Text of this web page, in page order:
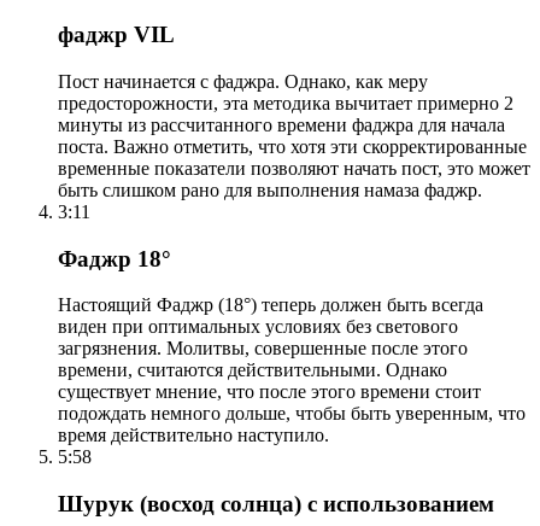
фаджр VIL
Пост начинается с фаджра. Однако, как меру
предосторожности, эта методика вычитает примерно 2
минуты из рассчитанного времени фаджра для начала
поста. Важно отметить, что хотя эти скорректированные
временные показатели позволяют начать пост, это может
быть слишком рано для выполнения намаза фаджр.
3:11
Фаджр 18°
Настоящий Фаджр (18°) теперь должен быть всегда
виден при оптимальных условиях без светового
загрязнения. Молитвы, совершенные после этого
времени, считаются действительными. Однако
существует мнение, что после этого времени стоит
подождать немного дольше, чтобы быть уверенным, что
время действительно наступило.
5:58
Шурук (восход солнца) с использованием